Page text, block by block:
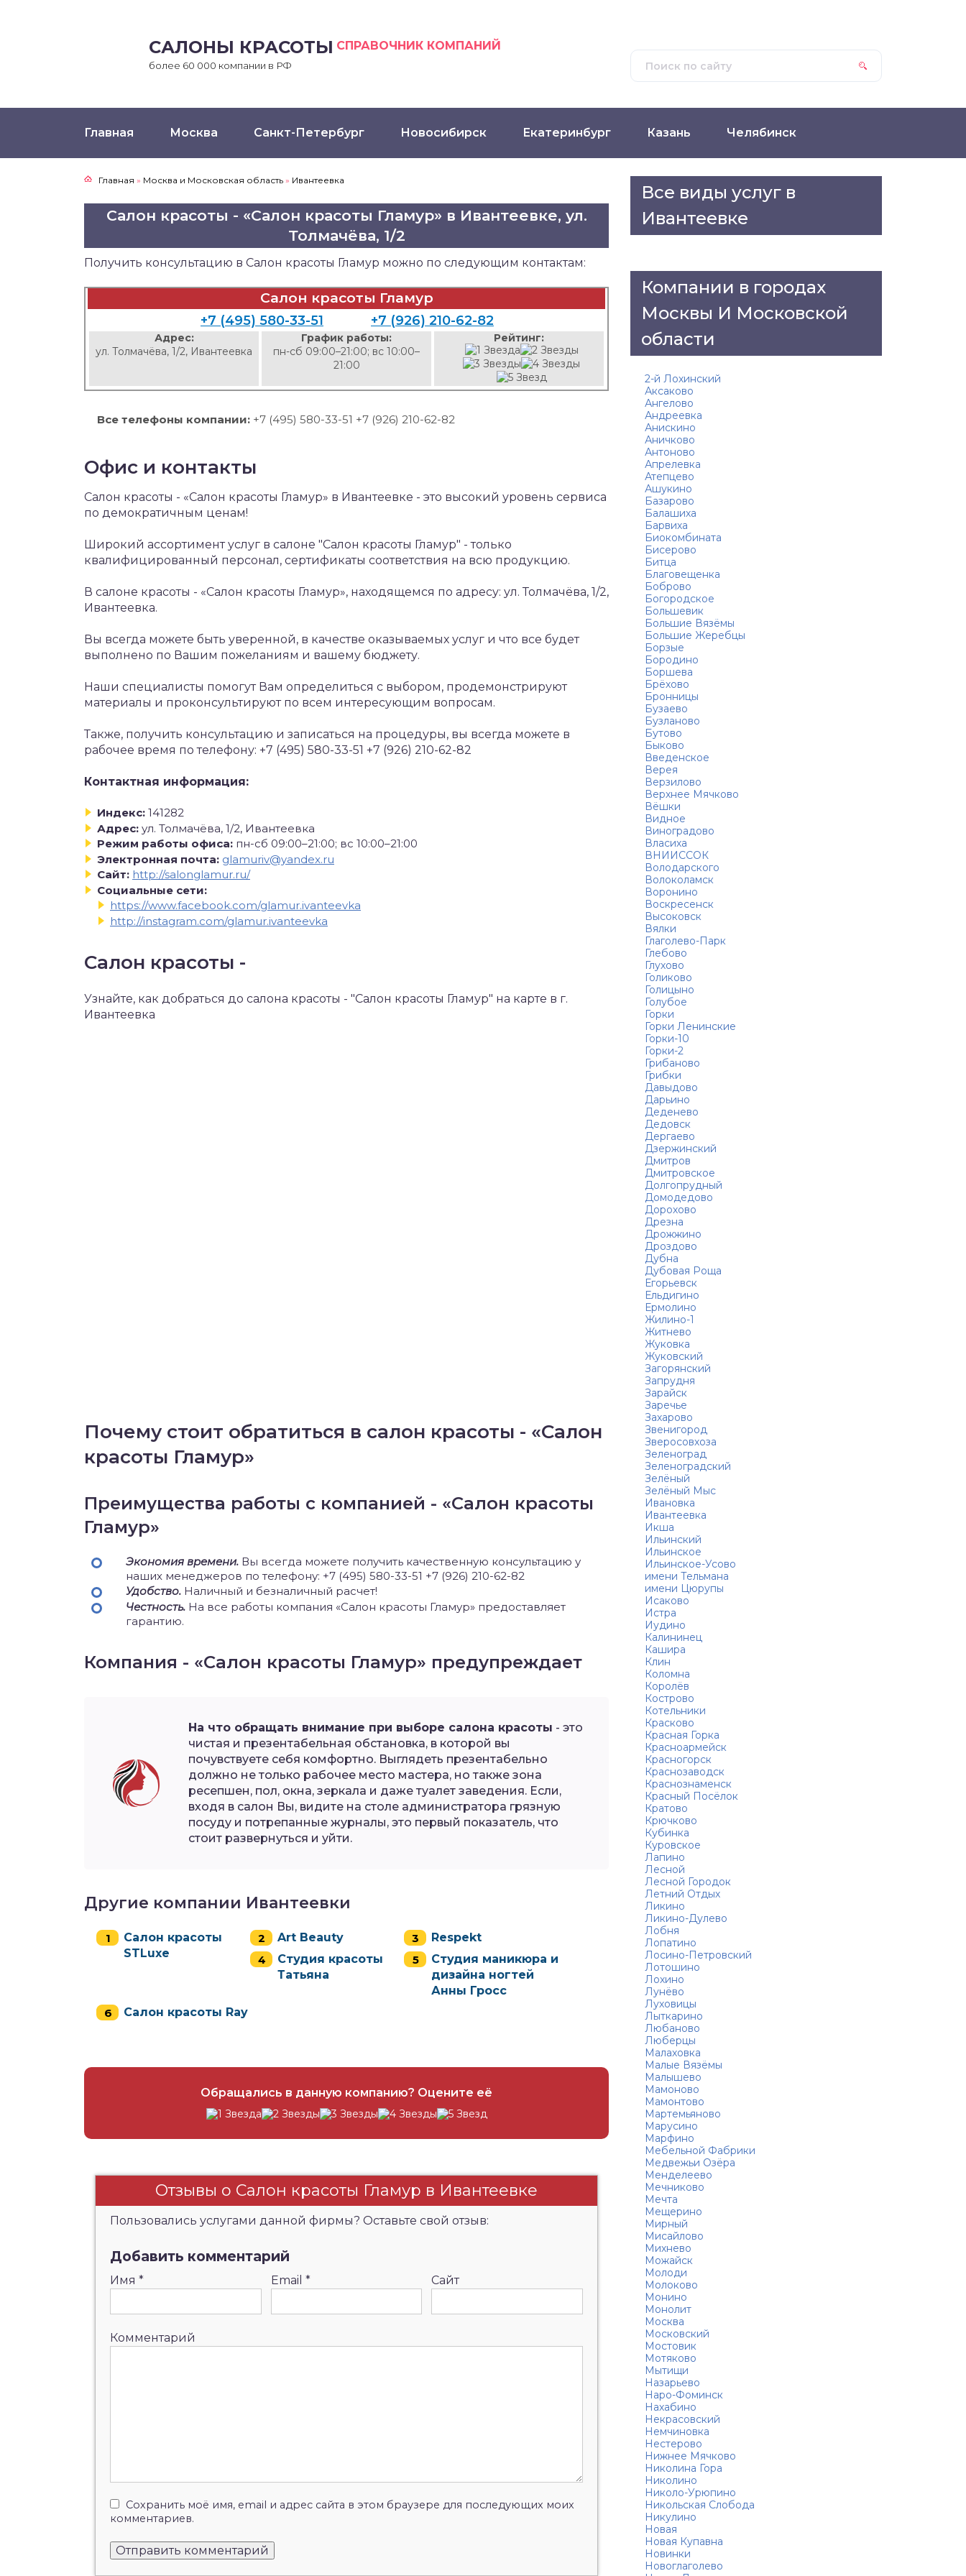
САЛОНЫ КРАСОТЫ СПРАВОЧНИК КОМПАНИЙ
более 60 000 компании в РФ
Главная Москва Санкт-Петербург Новосибирск Екатеринбург Казань Челябинск
Главная » Москва и Московская область » Ивантеевка
Салон красоты - «Салон красоты Гламур» в Ивантеевке, ул.
Толмачёва, 1/2
Получить консультацию в Салон красоты Гламур можно по следующим контактам:
Салон красоты Гламур
+7 (495) 580-33-51 +7 (926) 210-62-82
Адрес:
ул. Толмачёва, 1/2, Ивантеевка
График работы:
пн-сб 09:00–21:00; вс 10:00–
21:00
Рейтинг:
Все телефоны компании: +7 (495) 580-33-51 +7 (926) 210-62-82
Офис и контакты
Салон красоты - «Салон красоты Гламур» в Ивантеевке - это высокий уровень сервиса
по демократичным ценам!
Широкий ассортимент услуг в салоне "Салон красоты Гламур" - только
квалифицированный персонал, сертификаты соответствия на всю продукцию.
В салоне красоты - «Салон красоты Гламур», находящемся по адресу: ул. Толмачёва, 1/2,
Ивантеевка.
Вы всегда можете быть уверенной, в качестве оказываемых услуг и что все будет
выполнено по Вашим пожеланиям и вашему бюджету.
Наши специалисты помогут Вам определиться с выбором, продемонстрируют
материалы и проконсультируют по всем интересующим вопросам.
Также, получить консультацию и записаться на процедуры, вы всегда можете в
рабочее время по телефону: +7 (495) 580-33-51 +7 (926) 210-62-82
Контактная информация:
Индекс: 141282
Адрес: ул. Толмачёва, 1/2, Ивантеевка
Режим работы офиса: пн-сб 09:00–21:00; вс 10:00–21:00
Электронная почта: glamuriv@yandex.ru
Сайт: http://salonglamur.ru/
Социальные сети:
https://www.facebook.com/glamur.ivanteevka
http://instagram.com/glamur.ivanteevka
Салон красоты -
Узнайте, как добраться до салона красоты - "Салон красоты Гламур" на карте в г.
Ивантеевка
Почему стоит обратиться в салон красоты - «Салон
красоты Гламур»
Преимущества работы с компанией - «Салон красоты
Гламур»
Экономия времени. Вы всегда можете получить качественную консультацию у
наших менеджеров по телефону: +7 (495) 580-33-51 +7 (926) 210-62-82
Удобство. Наличный и безналичный расчет!
Честность. На все работы компания «Салон красоты Гламур» предоставляет
гарантию.
Компания - «Салон красоты Гламур» предупреждает
На что обращать внимание при выборе салона красоты - это
чистая и презентабельная обстановка, в которой вы
почувствуете себя комфортно. Выглядеть презентабельно
должно не только рабочее место мастера, но также зона
ресепшен, пол, окна, зеркала и даже туалет заведения. Если,
входя в салон Вы, видите на столе администратора грязную
посуду и потрепанные журналы, это первый показатель, что
стоит развернуться и уйти.
Другие компании Ивантеевки
Салон красоты
STLuxe
Art Beauty
Respekt
Студия красоты
Татьяна
Студия маникюра и
дизайна ногтей
Анны Гросс
Салон красоты Ray
Обращались в данную компанию? Оцените её
Отзывы о Салон красоты Гламур в Ивантеевке
Пользовались услугами данной фирмы? Оставьте свой отзыв:
Добавить комментарий
Имя * Email * Сайт
Комментарий
Сохранить моё имя, email и адрес сайта в этом браузере для последующих моих
комментариев.
Все виды услуг в
Ивантеевке
Компании в городах
Москвы И Московской
области
2-й Лохинский
Аксаково
Ангелово
Андреевка
Анискино
Аничково
Антоново
Апрелевка
Атепцево
Ашукино
Базарово
Балашиха
Барвиха
Биокомбината
Бисерово
Битца
Благовещенка
Боброво
Богородское
Большевик
Большие Вязёмы
Большие Жеребцы
Борзые
Бородино
Боршева
Брёхово
Бронницы
Бузаево
Бузланово
Бутово
Быково
Введенское
Верея
Верзилово
Верхнее Мячково
Вёшки
Видное
Виноградово
Власиха
ВНИИССОК
Володарского
Волоколамск
Воронино
Воскресенск
Высоковск
Вялки
Глаголево-Парк
Глебово
Глухово
Голиково
Голицыно
Голубое
Горки
Горки Ленинские
Горки-10
Горки-2
Грибаново
Грибки
Давыдово
Дарьино
Деденево
Дедовск
Дергаево
Дзержинский
Дмитров
Дмитровское
Долгопрудный
Домодедово
Дорохово
Дрезна
Дрожжино
Дроздово
Дубна
Дубовая Роща
Егорьевск
Ельдигино
Ермолино
Жилино-1
Житнево
Жуковка
Жуковский
Загорянский
Запрудня
Зарайск
Заречье
Захарово
Звенигород
Зверосовхоза
Зеленоград
Зеленоградский
Зелёный
Зелёный Мыс
Ивановка
Ивантеевка
Икша
Ильинский
Ильинское
Ильинское-Усово
имени Тельмана
имени Цюрупы
Исаково
Истра
Иудино
Калининец
Кашира
Клин
Коломна
Королёв
Кострово
Котельники
Красково
Красная Горка
Красноармейск
Красногорск
Краснозаводск
Краснознаменск
Красный Посёлок
Кратово
Крючково
Кубинка
Куровское
Лапино
Лесной
Лесной Городок
Летний Отдых
Ликино
Ликино-Дулево
Лобня
Лопатино
Лосино-Петровский
Лотошино
Лохино
Лунёво
Луховицы
Лыткарино
Любаново
Люберцы
Малаховка
Малые Вязёмы
Малышево
Мамоново
Мамонтово
Мартемьяново
Марусино
Марфино
Мебельной Фабрики
Медвежьи Озёра
Менделеево
Мечниково
Мечта
Мещерино
Мирный
Мисайлово
Михнево
Можайск
Молоди
Молоково
Монино
Монолит
Москва
Московский
Мостовик
Мотяково
Мытищи
Назарьево
Наро-Фоминск
Нахабино
Некрасовский
Немчиновка
Нестерово
Нижнее Мячково
Николина Гора
Николино
Николо-Урюпино
Никольская Слобода
Никулино
Новая
Новая Купавна
Новинки
Новоглаголево